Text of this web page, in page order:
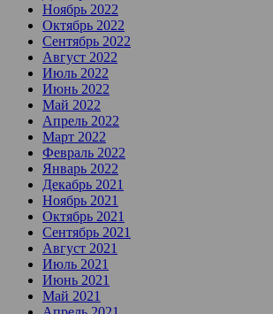
Ноябрь 2022
Октябрь 2022
Сентябрь 2022
Август 2022
Июль 2022
Июнь 2022
Май 2022
Апрель 2022
Март 2022
Февраль 2022
Январь 2022
Декабрь 2021
Ноябрь 2021
Октябрь 2021
Сентябрь 2021
Август 2021
Июль 2021
Июнь 2021
Май 2021